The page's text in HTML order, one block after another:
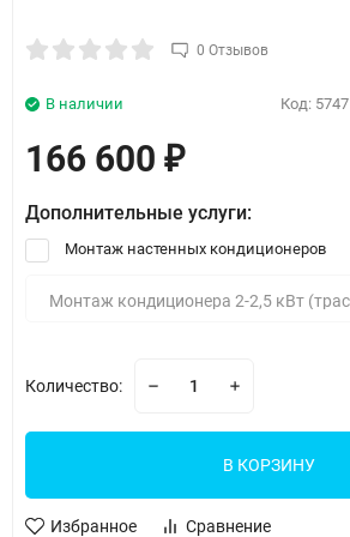
0 Отзывов
Код: 5747
В наличии
166 600 ₽
Дополнительные услуги:
Монтаж настенных кондиционеров
Количество:
В КОРЗИНУ
Избранное Сравнение